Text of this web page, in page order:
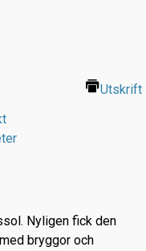
Utskrift
Nyligen fick den
bryggor och